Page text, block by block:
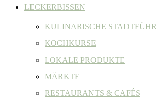
LECKERBISSEN
KULINARISCHE
KOCHKURSE
LOKALE PRODUKTE
MÄRKTE
RESTAURANTS & CAFÉS